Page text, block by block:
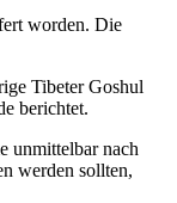
worden. Die
Tibeter Goshul
berichtet.
unmittelbar nach
werden sollten,